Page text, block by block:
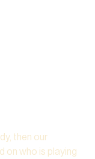
then our
on who is playing